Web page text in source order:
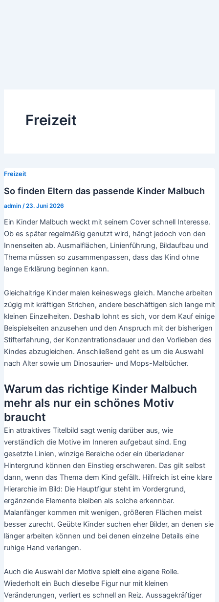
Freizeit
Freizeit
So finden Eltern das passende Kinder Malbuch
admin /23. Juni 2026
Ein Kinder Malbuch weckt mit seinem Cover schnell Interesse.
Ob es später regelmäßig genutzt wird, hängt jedoch von den
Innenseiten ab. Ausmalflächen, Linienführung, Bildaufbau und
Thema müssen so zusammenpassen, dass das Kind ohne
lange Erklärung beginnen kann.
Gleichaltrige Kinder malen keineswegs gleich. Manche arbeiten
zügig mit kräftigen Strichen, andere beschäftigen sich lange mit
kleinen Einzelheiten. Deshalb lohnt es sich, vor dem Kauf einige
Beispielseiten anzusehen und den Anspruch mit der bisherigen
Stifterfahrung, der Konzentrationsdauer und den Vorlieben des
Kindes abzugleichen. Anschließend geht es um die Auswahl
nach Alter sowie um Dinosaurier- und Mops-Malbücher.
Warum das richtige Kinder Malbuch
mehr als nur ein schönes Motiv
braucht
Ein attraktives Titelbild sagt wenig darüber aus, wie
verständlich die Motive im Inneren aufgebaut sind. Eng
gesetzte Linien, winzige Bereiche oder ein überladener
Hintergrund können den Einstieg erschweren. Das gilt selbst
dann, wenn das Thema dem Kind gefällt. Hilfreich ist eine klare
Hierarchie im Bild: Die Hauptfigur steht im Vordergrund,
ergänzende Elemente bleiben als solche erkennbar.
Malanfänger kommen mit wenigen, größeren Flächen meist
besser zurecht. Geübte Kinder suchen eher Bilder, an denen sie
länger arbeiten können und bei denen einzelne Details eine
ruhige Hand verlangen.
Auch die Auswahl der Motive spielt eine eigene Rolle.
Wiederholt ein Buch dieselbe Figur nur mit kleinen
Veränderungen, verliert es schnell an Reiz. Aussagekräftiger